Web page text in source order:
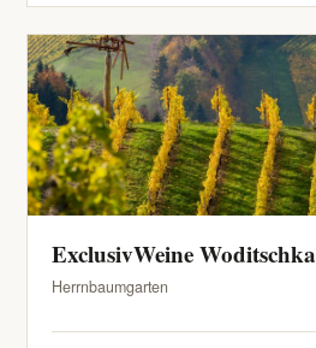
ExclusivWeine Woditschka
Herrnbaumgarten